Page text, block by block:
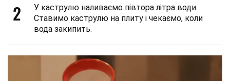
2
У каструлю наливаємо півтора літра води.
Ставимо каструлю на плиту і чекаємо, коли
вода закипить.